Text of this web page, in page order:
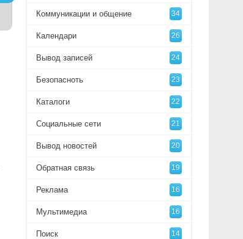
Коммуникации и общение 34
Календари 26
Вывод записей 24
Безопасноть 23
Каталоги 22
Социальные сети 21
Вывод новостей 20
Обратная связь 19
Реклама 16
Мультимедиа 16
Поиск 14